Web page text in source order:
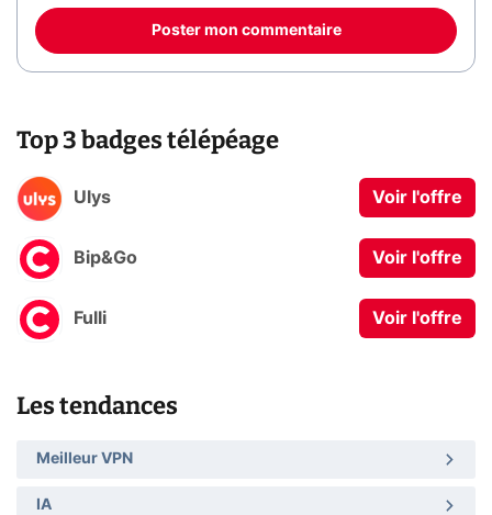
Poster mon commentaire
Top 3 badges télépéage
Ulys Voir l'offre
Bip&Go Voir l'offre
Fulli Voir l'offre
Les tendances
Meilleur VPN
IA